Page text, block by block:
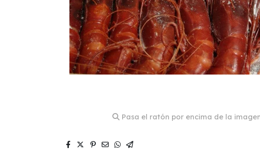
Pasa el ratón por encima de la